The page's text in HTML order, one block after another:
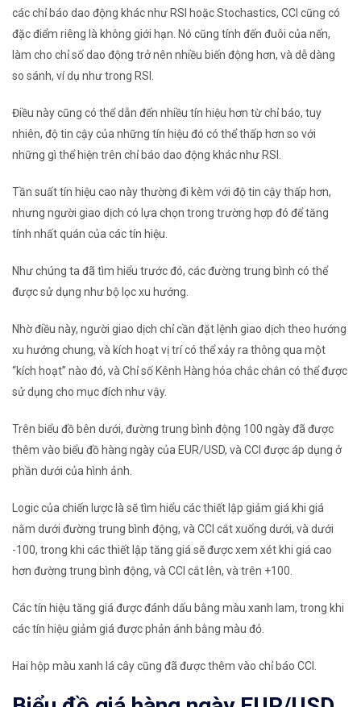
các chỉ báo dao động khác như RSI hoặc Stochastics, CCI cũng có
đặc điểm riêng là không giới hạn. Nó cũng tính đến đuôi của nến,
làm cho chỉ số dao động trở nên nhiều biến động hơn, và dễ dàng
so sánh, ví dụ như trong RSI.
Điều này cũng có thể dẫn đến nhiều tín hiệu hơn từ chỉ báo, tuy
nhiên, độ tin cậy của những tín hiệu đó có thể thấp hơn so với
những gì thể hiện trên chỉ báo dao động khác như RSI.
Tần suất tín hiệu cao này thường đi kèm với độ tin cậy thấp hơn,
nhưng người giao dịch có lựa chọn trong trường hợp đó để tăng
tính nhất quán của các tín hiệu.
Như chúng ta đã tìm hiểu trước đó, các đường trung bình có thể
được sử dụng như bộ lọc xu hướng.
Nhờ điều này, người giao dịch chỉ cần đặt lệnh giao dịch theo hướng
xu hướng chung, và kích hoạt vị trí có thể xảy ra thông qua một
“kích hoạt” nào đó, và Chỉ số Kênh Hàng hóa chắc chắn có thể được
sử dụng cho mục đích như vậy.
Trên biểu đồ bên dưới, đường trung bình động 100 ngày đã được
thêm vào biểu đồ hàng ngày của EUR/USD, và CCI được áp dụng ở
phần dưới của hình ảnh.
Logic của chiến lược là sẽ tìm hiểu các thiết lập giảm giá khi giá
nằm dưới đường trung bình động, và CCI cắt xuống dưới, và dưới
-100, trong khi các thiết lập tăng giá sẽ được xem xét khi giá cao
hơn đường trung bình động, và CCI cắt lên, và trên +100.
Các tín hiệu tăng giá được đánh dấu bằng màu xanh lam, trong khi
các tín hiệu giảm giá được phản ánh bằng màu đỏ.
Hai hộp màu xanh lá cây cũng đã được thêm vào chỉ báo CCI.